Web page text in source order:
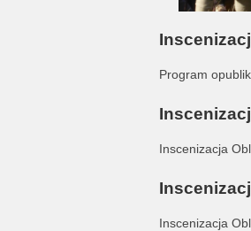
Program
Inscenizacja
Inscenizacja